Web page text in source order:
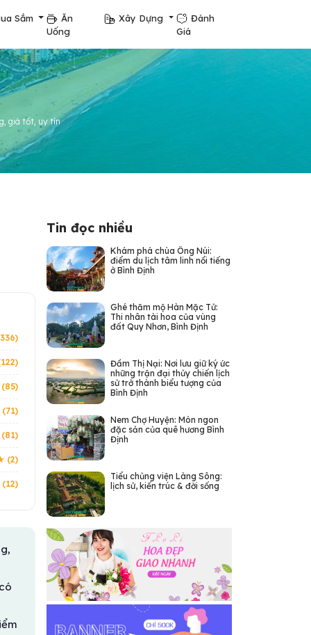
Sắm
Ăn
Uống
Xây Dựng
Đánh
Giá
giá tốt, uy tín
(2)
Tin đọc nhiều
Khám phá chùa Ông Núi:
điểm du lịch tâm linh nổi tiếng
ở Bình Định
Ghé thăm mộ Hàn Mặc Tử:
Thi nhân tài hoa của vùng
đất Quy Nhơn, Bình Định
Đầm Thị Nại: Nơi lưu giữ ký ức
những trận đại thủy chiến lịch
sử trở thành biểu tượng của
Bình Định
Nem Chợ Huyện: Món ngon
đặc sản của quê hương Bình
Định
Tiểu chủng viện Làng Sông:
lịch sử, kiến trúc & đời sống